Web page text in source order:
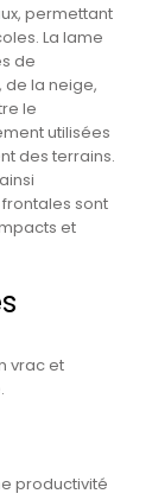
permettant
La lame
de
de la neige,
le
utilisées
des terrains.
sont
et
vrac et
productivité